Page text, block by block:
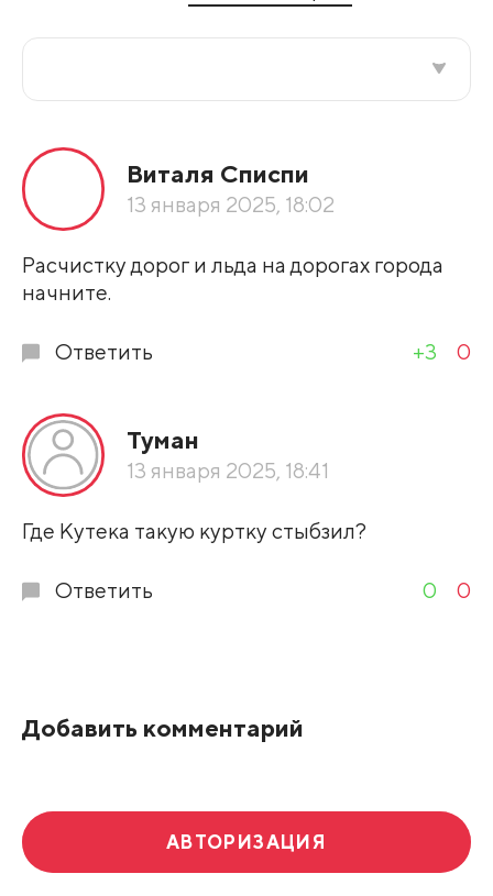
По рейтингу
Виталя Списпи
13 января 2025, 18:02
Расчистку дорог и льда на дорогах города
начните.
Ответить +3 0
Туман
13 января 2025, 18:41
Где Кутека такую куртку стыбзил?
Ответить 0 0
Добавить комментарий
АВТОРИЗАЦИЯ